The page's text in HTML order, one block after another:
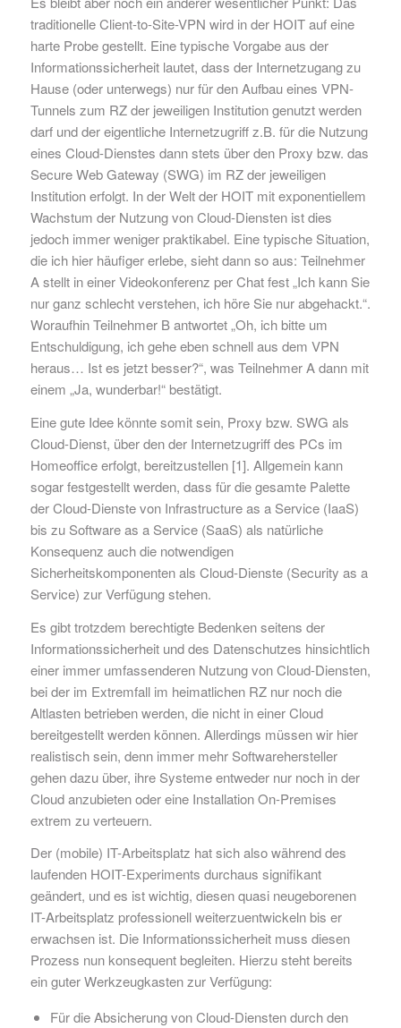
traditionelle Client-to-Site-VPN wird in der HOIT auf eine
harte Probe gestellt. Eine typische Vorgabe aus der
Informationssicherheit lautet, dass der Internetzugang zu
Hause (oder unterwegs) nur für den Aufbau eines VPN-
Tunnels zum RZ der jeweiligen Institution genutzt werden
darf und der eigentliche Internetzugriff z.B. für die Nutzung
eines Cloud-Dienstes dann stets über den Proxy bzw. das
Secure Web Gateway (SWG) im RZ der jeweiligen
Institution erfolgt. In der Welt der HOIT mit exponentiellem
Wachstum der Nutzung von Cloud-Diensten ist dies
jedoch immer weniger praktikabel. Eine typische Situation,
die ich hier häufiger erlebe, sieht dann so aus: Teilnehmer
A stellt in einer Videokonferenz per Chat fest „Ich kann Sie
nur ganz schlecht verstehen, ich höre Sie nur abgehackt.“.
Woraufhin Teilnehmer B antwortet „Oh, ich bitte um
Entschuldigung, ich gehe eben schnell aus dem VPN
heraus… Ist es jetzt besser?“, was Teilnehmer A dann mit
einem „Ja, wunderbar!“ bestätigt.
Eine gute Idee könnte somit sein, Proxy bzw. SWG als
Cloud-Dienst, über den der Internetzugriff des PCs im
Homeoffice erfolgt, bereitzustellen [1]. Allgemein kann
sogar festgestellt werden, dass für die gesamte Palette
der Cloud-Dienste von Infrastructure as a Service (IaaS)
bis zu Software as a Service (SaaS) als natürliche
Konsequenz auch die notwendigen
Sicherheitskomponenten als Cloud-Dienste (Security as a
Service) zur Verfügung stehen.
Es gibt trotzdem berechtigte Bedenken seitens der
Informationssicherheit und des Datenschutzes hinsichtlich
einer immer umfassenderen Nutzung von Cloud-Diensten,
bei der im Extremfall im heimatlichen RZ nur noch die
Altlasten betrieben werden, die nicht in einer Cloud
bereitgestellt werden können. Allerdings müssen wir hier
realistisch sein, denn immer mehr Softwarehersteller
gehen dazu über, ihre Systeme entweder nur noch in der
Cloud anzubieten oder eine Installation On-Premises
extrem zu verteuern.
Der (mobile) IT-Arbeitsplatz hat sich also während des
laufenden HOIT-Experiments durchaus signifikant
geändert, und es ist wichtig, diesen quasi neugeborenen
IT-Arbeitsplatz professionell weiterzuentwickeln bis er
erwachsen ist. Die Informationssicherheit muss diesen
Prozess nun konsequent begleiten. Hierzu steht bereits
ein guter Werkzeugkasten zur Verfügung:
Für die Absicherung von Cloud-Diensten durch den